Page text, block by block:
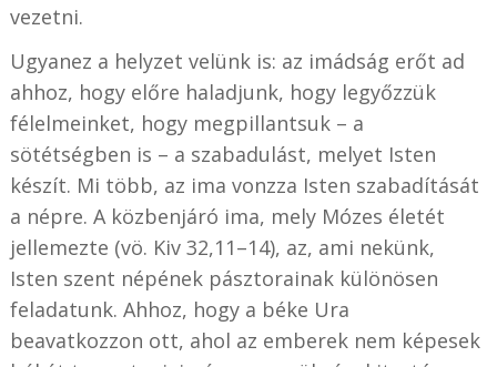
vezetni.
Ugyanez a helyzet velünk is: az imádság erőt ad
ahhoz, hogy előre haladjunk, hogy legyőzzük
félelmeinket, hogy megpillantsuk – a
sötétségben is – a szabadulást, melyet Isten
készít. Mi több, az ima vonzza Isten szabadítását
a népre. A közbenjáró ima, mely Mózes életét
jellemezte (vö. Kiv 32,11–14), az, ami nekünk,
Isten szent népének pásztorainak különösen
feladatunk. Ahhoz, hogy a béke Ura
beavatkozzon ott, ahol az emberek nem képesek